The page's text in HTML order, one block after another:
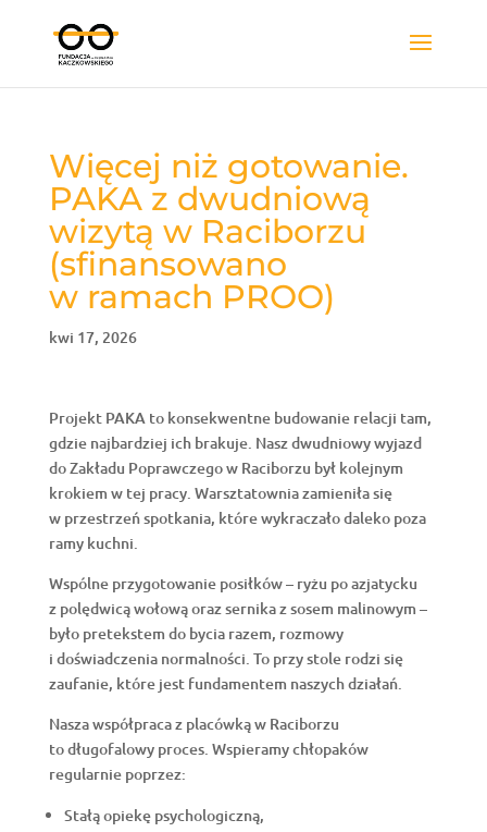
Więcej niż gotowanie.
PAKA z dwudniową
wizytą w Raciborzu
(sfinansowano
w ramach PROO)
kwi 17, 2026
Projekt PAKA to konsekwentne budowanie relacji tam,
gdzie najbardziej ich brakuje. Nasz dwudniowy wyjazd
do Zakładu Poprawczego w Raciborzu był kolejnym
krokiem w tej pracy. Warsztatownia zamieniła się
w przestrzeń spotkania, które wykraczało daleko poza
ramy kuchni.
Wspólne przygotowanie posiłków – ryżu po azjatycku
z polędwicą wołową oraz sernika z sosem malinowym –
było pretekstem do bycia razem, rozmowy
i doświadczenia normalności. To przy stole rodzi się
zaufanie, które jest fundamentem naszych działań.
Nasza współpraca z placówką w Raciborzu
to długofalowy proces. Wspieramy chłopaków
regularnie poprzez:
Stałą opiekę psychologiczną,